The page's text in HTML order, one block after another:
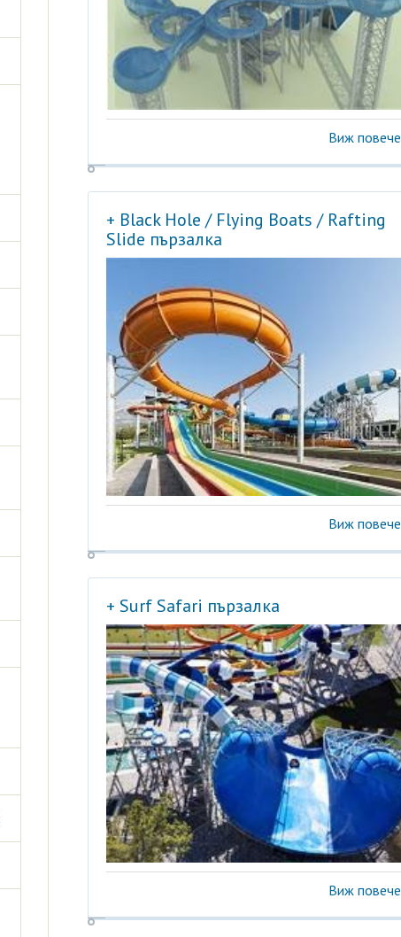
Виж повече
+ Black Hole / Flying Boats / Rafting
Slide пързалка
Виж повече
+ Surf Safari пързалка
Виж повече